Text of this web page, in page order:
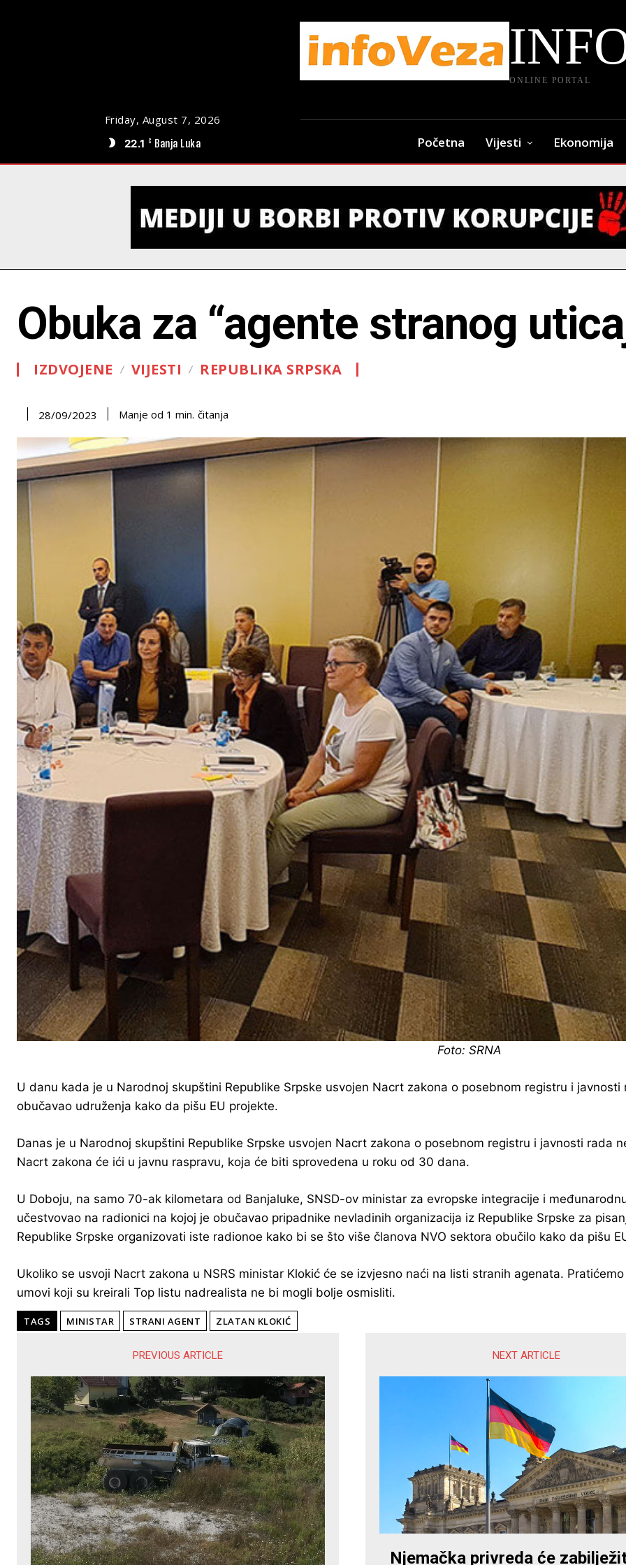
Friday, August 7, 2026
22.1 C Banja Luka
ONLINE PORTAL
Početna Vijesti Ekonomija
Obuka za “agente stranog
IZDVOJENE VIJESTI REPUBLIKA SRPSKA
28/09/2023 Manje od 1 min. čitanja
Foto: SRNA
U danu kada je u Narodnoj skupštini Republike Srpske usvojen Nacrt zakona o posebnom registru i
obučavao udruženja kako da pišu EU projekte.
Danas je u Narodnoj skupštini Republike Srpske usvojen Nacrt zakona o posebnom registru i javnosti rada
Nacrt zakona će ići u javnu raspravu, koja će biti sprovedena u roku od 30 dana.
U Doboju, na samo 70-ak kilometara od Banjaluke, SNSD-ov ministar za evropske integracije i
učestvovao na radionici na kojoj je obučavao pripadnike nevladinih organizacija iz Republike Srpske za
Republike Srpske organizovati iste radionoe kako bi se što više članova NVO sektora obučilo kako da pišu
Ukoliko se usvoji Nacrt zakona u NSRS ministar Klokić će se izvjesno naći na listi stranih agenata.
umovi koji su kreirali Top listu nadrealista ne bi mogli bolje osmisliti.
TAGS MINISTAR STRANI AGENT ZLATAN KLOKIĆ
PREVIOUS ARTICLE NEXT ARTICLE
Njemačka privreda će